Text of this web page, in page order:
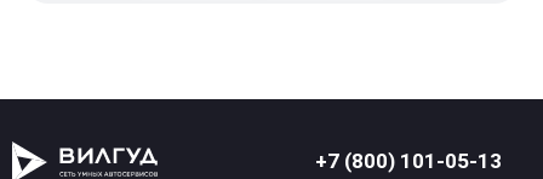
+7 (800) 101-05-13